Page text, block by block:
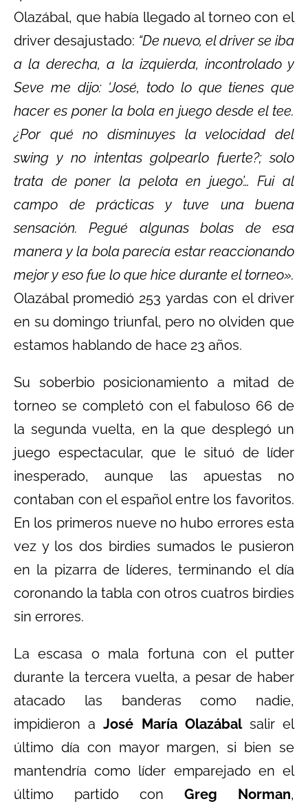
Olazábal, que había llegado al torneo con el
driver desajustado: “De nuevo, el driver se iba
a la derecha, a la izquierda, incontrolado y
Seve me dijo: ‘José, todo lo que tienes que
hacer es poner la bola en juego desde el tee.
¿Por qué no disminuyes la velocidad del
swing y no intentas golpearlo fuerte?; solo
trata de poner la pelota en juego’… Fui al
campo de prácticas y tuve una buena
sensación. Pegué algunas bolas de esa
manera y la bola parecía estar reaccionando
mejor y eso fue lo que hice durante el torneo».
Olazábal promedió 253 yardas con el driver
en su domingo triunfal, pero no olviden que
estamos hablando de hace 23 años.
Su soberbio posicionamiento a mitad de
torneo se completó con el fabuloso 66 de
la segunda vuelta, en la que desplegó un
juego espectacular, que le situó de líder
inesperado, aunque las apuestas no
contaban con el español entre los favoritos.
En los primeros nueve no hubo errores esta
vez y los dos birdies sumados le pusieron
en la pizarra de líderes, terminando el día
coronando la tabla con otros cuatros birdies
sin errores.
La escasa o mala fortuna con el putter
durante la tercera vuelta, a pesar de haber
atacado las banderas como nadie,
impidieron aJosé María Olazábalsalir el
último día con mayor margen, si bien se
mantendría como líder emparejado en el
último partido con Greg Norman,